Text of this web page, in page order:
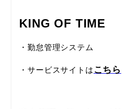
KING OF TIME
・勤怠管理システム
・サービスサイトはこちら